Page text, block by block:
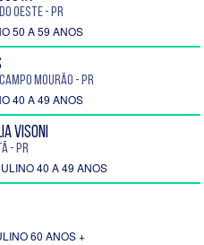
Oeste - PR
50 A 59 ANOS
Mourão - PR
40 A 49 ANOS
VISONI
- PR
40 A 49 ANOS
60 ANOS +